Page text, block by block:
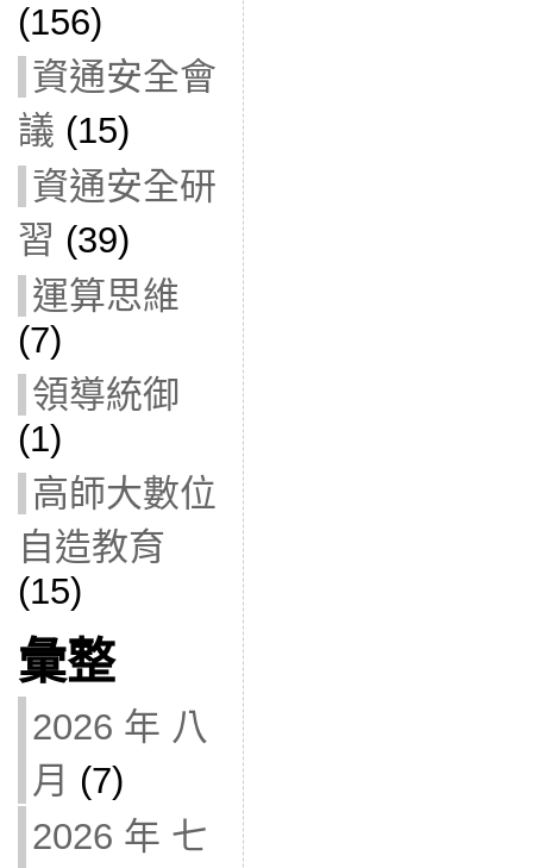
(156)
資通安全會
議 (15)
資通安全研
習 (39)
運算思維
(7)
領導統御
(1)
高師大數位
自造教育
(15)
彙整
2026 年 八
月 (7)
2026 年 七